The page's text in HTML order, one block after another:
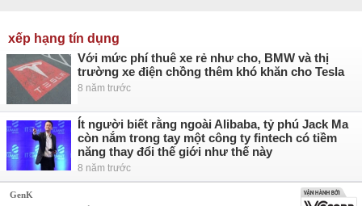
xếp hạng tín dụng
Với mức phí thuê xe rẻ như cho, BMW và thị
trường xe điện chồng thêm khó khăn cho Tesla
8 năm trước
Ít người biết rằng ngoài Alibaba, tỷ phú Jack Ma
còn nắm trong tay một công ty fintech có tiềm
năng thay đổi thế giới như thế này
8 năm trước
GenK